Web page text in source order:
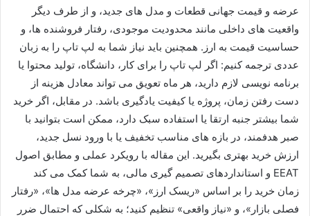
عرضه و قیمت جهانی قطعات و مدل های جدید، و از طرف دیگر
واقعیت های داخلی مانند محدودیت موجودی، رفتار فروشنده ها، و
حساسیت قیمت به ارز. همچنین باید نیاز شما به لپ تاپ را به زبان
عددی ترجمه کنیم: اگر لپ تاپ را برای کار، دانشگاه، تولید محتوا یا
برنامه نویسی لازم دارید، هر ماه تعویق می تواند معادل هزینه از
دست رفتن زمان، پروژه یا کیفیت یادگیری باشد. در مقابل، اگر خرید
شما بیشتر جنبه ارتقا یا استفاده سبک دارد، ممکن است بتوانید با
صبر هدفمند، در بازه های مناسب تخفیف یا با ورود نسل جدید،
ارزش خرید بهتری بگیرید. این مقاله با رویکرد عملی و مطابق اصول
EEAT و استانداردهای تصمیم گیری مالی، به شما کمک می کند
زمان خرید را بر اساس «ریسک ارز»، «چرخه عرضه مدل ها»، «رفتار
فصلی بازار»، و «نیاز واقعی» تنظیم کنید؛ به شکلی که احتمال ضرر